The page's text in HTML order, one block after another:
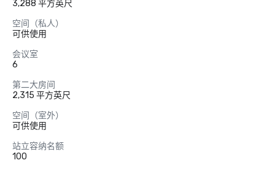
3,288 平方英尺
空间（私人）
可供使用
会议室
6
第二大房间
2,315 平方英尺
空间（室外）
可供使用
站立容纳名额
100